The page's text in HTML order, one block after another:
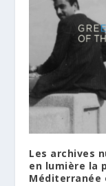
Les archives
en lumière la
Méditerranée